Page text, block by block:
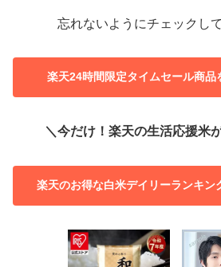
忘れないようにチェックし
楽天24時間限定タイムセール商
＼今だけ！楽天の生活応援米
楽天のお得な白米デイリーランキ